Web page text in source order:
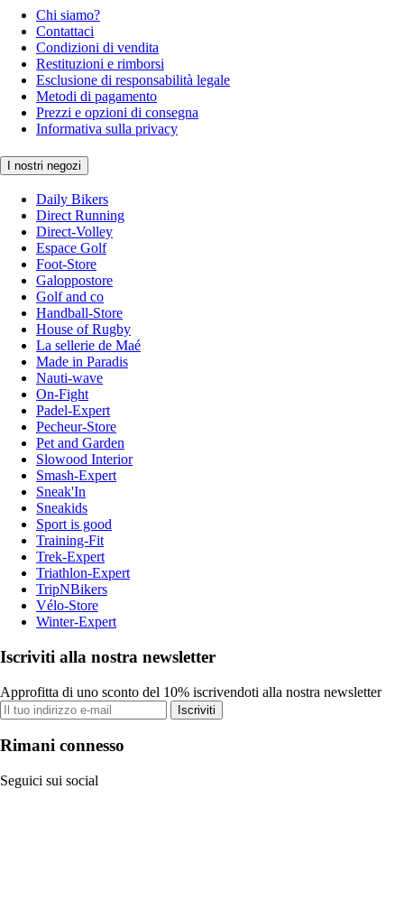
Chi siamo?
Contattaci
Condizioni di vendita
Restituzioni e rimborsi
Esclusione di responsabilità legale
Metodi di pagamento
Prezzi e opzioni di consegna
Informativa sulla privacy
I nostri negozi
Daily Bikers
Direct Running
Direct-Volley
Espace Golf
Foot-Store
Galoppostore
Golf and co
Handball-Store
House of Rugby
La sellerie de Maé
Made in Paradis
Nauti-wave
On-Fight
Padel-Expert
Pecheur-Store
Pet and Garden
Slowood Interior
Smash-Expert
Sneak'In
Sneakids
Sport is good
Training-Fit
Trek-Expert
Triathlon-Expert
TripNBikers
Vélo-Store
Winter-Expert
Iscriviti alla nostra newsletter
Approfitta di uno sconto del 10% iscrivendoti alla nostra newsletter
Iscriviti
Rimani connesso
Seguici sui social